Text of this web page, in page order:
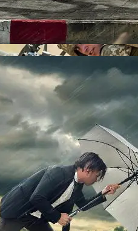
Спасут Британскую
Спрашивать
На Запуск Моделей ИИ
Сколько Бойцов ВСУ
Перемирия